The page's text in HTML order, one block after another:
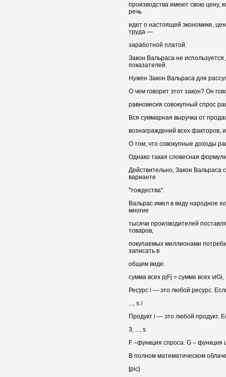
производства имеют свою цену,
речь
идет о настоящей экономике,
труда —
заработной платой.
Закон Вальраса не
показателей.
Нужен Закон Вальраса для
О чем говорит этот закон? Он
равновесия совокупный спрос
Вся суммарная выручка от
вознаграждений всех факторов,
О том, что совокупные доходы
Однако такая словесная
Действительно, Закон Вальраса
варианте
"тождества".
Вальрас имел в виду народное
многие
тысячи производителей
товаров,
покупаемых миллионами
записать в
общем виде:
сумма всех pjFj = сумме всех viGi,
Ресурс i — это любой ресурс.
..., s /
Продукт i — это любой продукт.
3, ..., s
F –функция спроса. G – функция
В полном математическом
[pic]